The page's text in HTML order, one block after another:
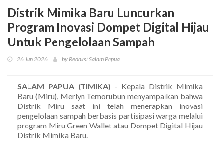
Distrik Mimika Baru Luncurkan
Program Inovasi Dompet Digital Hijau
Untuk Pengelolaan Sampah
26 Jun 2026 by Redaksi Salam Papua
SALAM PAPUA (TIMIKA) - Kepala Distrik Mimika
Baru (Miru), Merlyn Temorubun menyampaikan bahwa
Distrik Miru saat ini telah menerapkan inovasi
pengelolaan sampah berbasis partisipasi warga melalui
program Miru Green Wallet atau Dompet Digital Hijau
Distrik Mimika Baru.